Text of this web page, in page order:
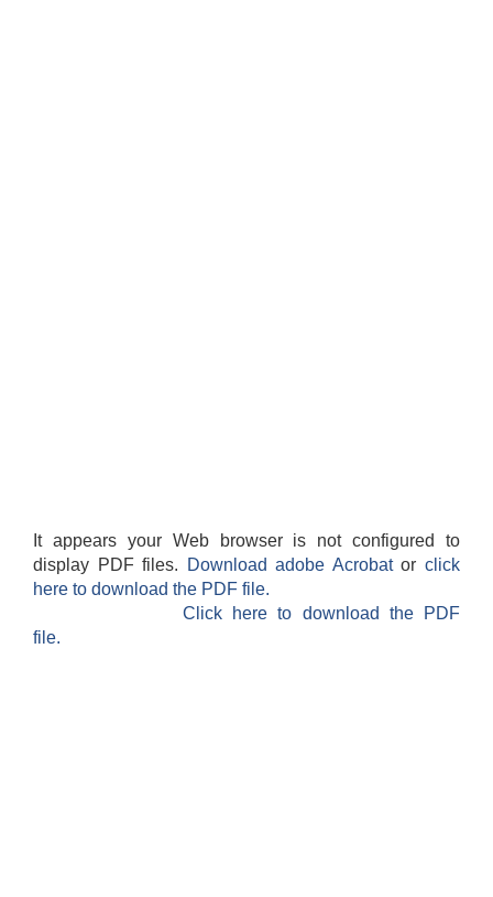
It appears your Web browser is not configured to
display PDF files.
Download adobe Acrobatorclick
here to download the PDF file.
Click here to download the PDF
file.